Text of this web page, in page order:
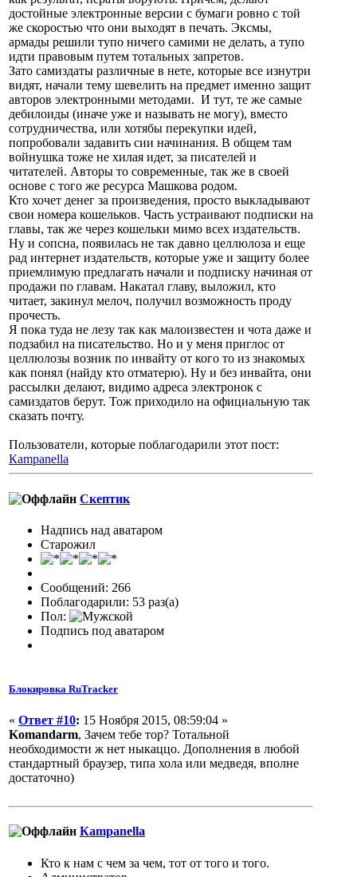
достойные электронные версии с бумаги ровно с той
же скоростью что они выходят в печать. Эксмы,
армады решили тупо ничего самими не делать, а тупо
идти правовым путем тотальных запретов.
Зато самиздаты различные в нете, которые все изнутри
видят, начали тему шевелить на предмет именно защит
авторов электронными методами. И тут, те же самые
дебилоиды (иначе уже и называть не могу), вместо
сотрудничества, или хотябы перекупки идей,
попробовали задавить сии начинания. В общем там
войнушка тоже не хилая идет, за писателей и
читателей. Авторы то современные, так же в своей
основе с того же ресурса Машкова родом.
Кто хочет денег за произведения, просто выкладывают
свои номера кошельков. Часть устраивают подписки на
главы, так же через кошельки мимо всех издательств.
Ну и сопсна, появилась не так давно целлюлоза и еще
рад интернет издательств, которые уже и защиту более
приемлимую предлагать начали и подписку начиная от
продажи по главам. Накатал главу, выложил, кто
читает, закинул мелоч, получил возможность проду
прочесть.
Я пока туда не лезу так как малоизвестен и чота даже и
подзабил на писательство. Но и у меня приглос от
целлюлозы возник по инвайту от кого то из знакомых
как понял (найду кто отматерю). Ну и без инвайта, они
рассылки делают, видимо адреса электронок с
самиздатов берут. Тож приходило на официальную так
сказать почту.
Пользователи, которые поблагодарили этот пост:
Кampanella
Скептик
Надпись над аватаром
Старожил
Сообщений: 266
Поблагодарили: 53 раз(а)
Пол:
Подпись под аватаром
Блокировка RuTracker
« Ответ #10: 15 Ноября 2015, 08:59:04 »
Komandarm, Зачем тебе тор? Тотальной
необходимости ж нет ныкаццо. Дополнения в любой
стандартный браузер, типа хола или медведя, вполне
достаточно)
Кampanella
Кто к нам с чем за чем, тот от того и того.